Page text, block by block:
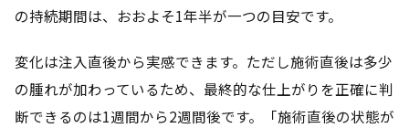
の持続期間は、おおよそ1年半が一つの目安です。
変化は注入直後から実感できます。ただし施術直後は多少
の腫れが加わっているため、最終的な仕上がりを正確に判
断できるのは1週間から2週間後です。「施術直後の状態が